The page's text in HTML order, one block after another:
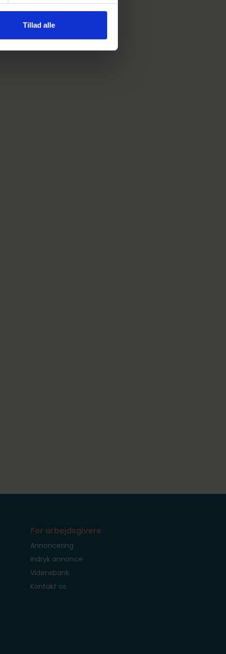
Tillad alle
For arbejdsgivere
Annoncering
Indryk annonce
Vidensbank
Kontakt os